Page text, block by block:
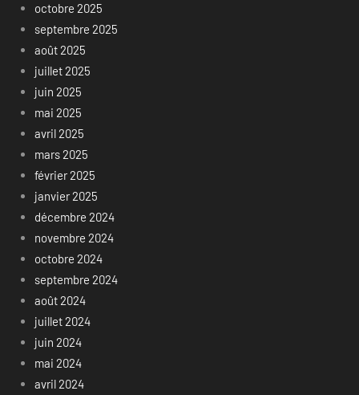
octobre 2025
septembre 2025
août 2025
juillet 2025
juin 2025
mai 2025
avril 2025
mars 2025
février 2025
janvier 2025
décembre 2024
novembre 2024
octobre 2024
septembre 2024
août 2024
juillet 2024
juin 2024
mai 2024
avril 2024